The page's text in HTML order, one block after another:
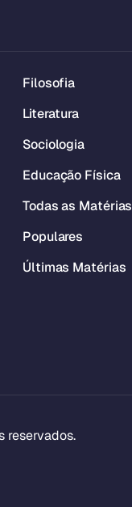
Filosofia
Literatura
Sociologia
Educação Física
Todas as Matérias
Populares
Últimas Matérias
reservados.